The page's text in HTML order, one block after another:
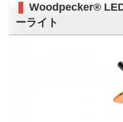
Woodpecker®
ーライト